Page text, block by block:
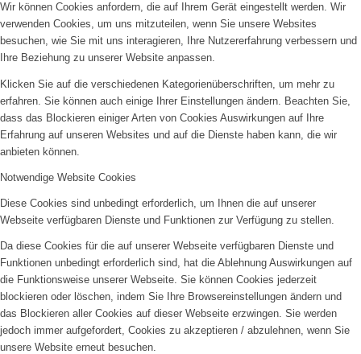
Wir können Cookies anfordern, die auf Ihrem Gerät eingestellt werden. Wir
verwenden Cookies, um uns mitzuteilen, wenn Sie unsere Websites
besuchen, wie Sie mit uns interagieren, Ihre Nutzererfahrung verbessern und
Ihre Beziehung zu unserer Website anpassen.
Klicken Sie auf die verschiedenen Kategorienüberschriften, um mehr zu
erfahren. Sie können auch einige Ihrer Einstellungen ändern. Beachten Sie,
dass das Blockieren einiger Arten von Cookies Auswirkungen auf Ihre
Erfahrung auf unseren Websites und auf die Dienste haben kann, die wir
anbieten können.
Notwendige Website Cookies
Diese Cookies sind unbedingt erforderlich, um Ihnen die auf unserer
Webseite verfügbaren Dienste und Funktionen zur Verfügung zu stellen.
Da diese Cookies für die auf unserer Webseite verfügbaren Dienste und
Funktionen unbedingt erforderlich sind, hat die Ablehnung Auswirkungen auf
die Funktionsweise unserer Webseite. Sie können Cookies jederzeit
blockieren oder löschen, indem Sie Ihre Browsereinstellungen ändern und
das Blockieren aller Cookies auf dieser Webseite erzwingen. Sie werden
jedoch immer aufgefordert, Cookies zu akzeptieren / abzulehnen, wenn Sie
unsere Website erneut besuchen.